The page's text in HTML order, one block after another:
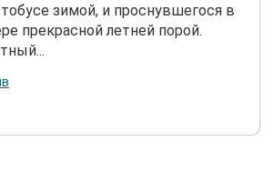
зимой, и проснувшегося в
прекрасной летней порой.